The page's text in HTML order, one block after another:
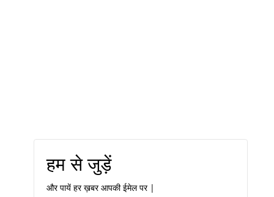
हम से जुड़ें
और पायें हर ख़बर आपकी ईमेल पर |